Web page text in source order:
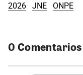
2026
JNE ONPE
0 Comentarios